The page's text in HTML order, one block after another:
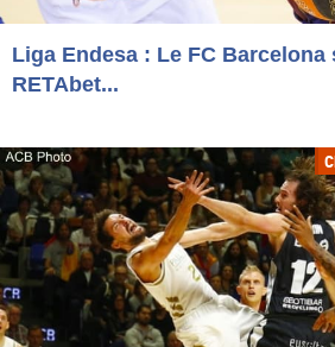
Liga Endesa : Le FC
RETAbet...